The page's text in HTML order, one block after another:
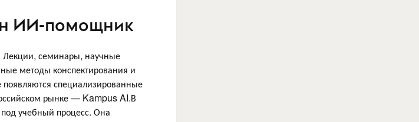
ИИ-помощник
Лекции, семинары, научные
методы конспектирования и
специализированные
рынке — Kampus AI.В
учебный процесс. Она